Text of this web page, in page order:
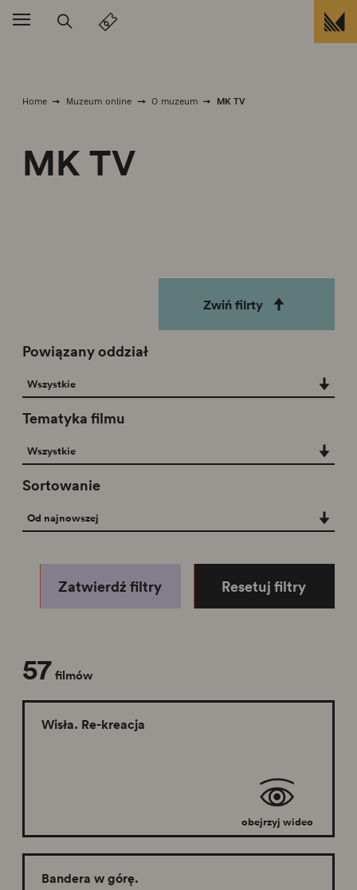
Home Muzeum online O muzeum MK TV
MK TV
Zwiń filrty
Powiązany oddział
Powiązany oddział
Wszystkie
Tematyka filmu
Tematyka filmu
Wszystkie
Sortowanie
Sortowanie
Od najnowszej
Zatwierdź filtry Resetuj filtry
57filmów
Wisła. Re-kreacja
obejrzyj wideo
Bandera w górę.